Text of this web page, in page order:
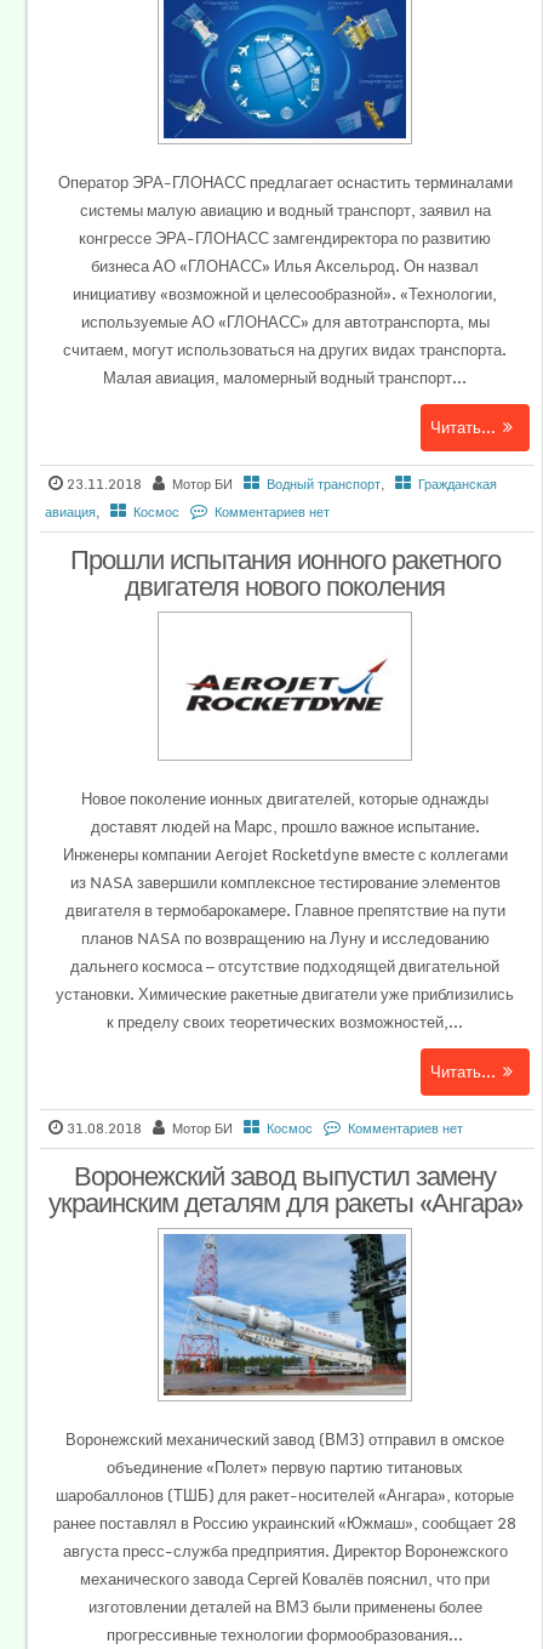
Оператор ЭРА-ГЛОНАСС предлагает оснастить терминалами
системы малую авиацию и водный транспорт, заявил на
конгрессе ЭРА-ГЛОНАСС замгендиректора по развитию
бизнеса АО «ГЛОНАСС» Илья Аксельрод. Он назвал
инициативу «возможной и целесообразной». «Технологии,
используемые АО «ГЛОНАСС» для автотранспорта, мы
считаем, могут использоваться на других видах транспорта.
Малая авиация, маломерный водный транспорт...
Читать...
23.11.2018 Мотор БИ Водный транспорт,
Гражданская
авиация, Космос Комментариев нет
Прошли испытания ионного ракетного
двигателя нового поколения
Новое поколение ионных двигателей, которые однажды
доставят людей на Марс, прошло важное испытание.
Инженеры компании Aerojet Rocketdyne вместе с коллегами
из NASA завершили комплексное тестирование элементов
двигателя в термобарокамере. Главное препятствие на пути
планов NASA по возвращению на Луну и исследованию
дальнего космоса — отсутствие подходящей двигательной
установки. Химические ракетные двигатели уже приблизились
к пределу своих теоретических возможностей,...
Читать...
31.08.2018 Мотор БИ Космос Комментариев нет
Воронежский завод выпустил замену
украинским деталям для ракеты «Ангара»
Воронежский механический завод (ВМЗ) отправил в омское
объединение «Полет» первую партию титановых
шаробаллонов (ТШБ) для ракет-носителей «Ангара», которые
ранее поставлял в Россию украинский «Южмаш», сообщает 28
августа пресс-служба предприятия. Директор Воронежского
механического завода Сергей Ковалёв пояснил, что при
изготовлении деталей на ВМЗ были применены более
прогрессивные технологии формообразования...